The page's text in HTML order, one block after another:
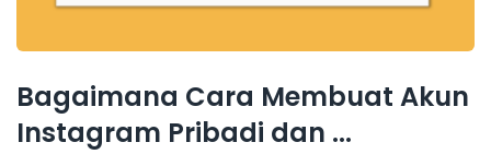
Bagaimana Cara Membuat Akun
Instagram Pribadi dan ...